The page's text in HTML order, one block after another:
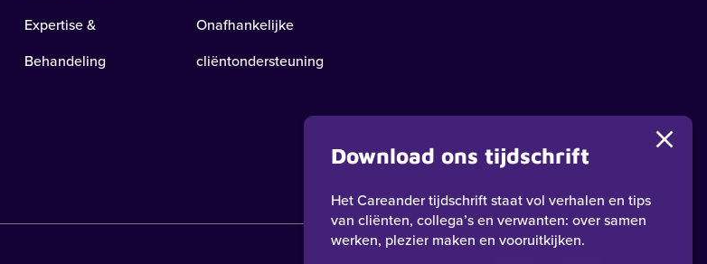
Expertise &
Behandeling
Onafhankelijke
cliëntondersteuning
Download ons tijdschrift
Het Careander tijdschrift staat vol verhalen en tips
van cliënten, collega’s en verwanten: over samen
werken, plezier maken en vooruitkijken.